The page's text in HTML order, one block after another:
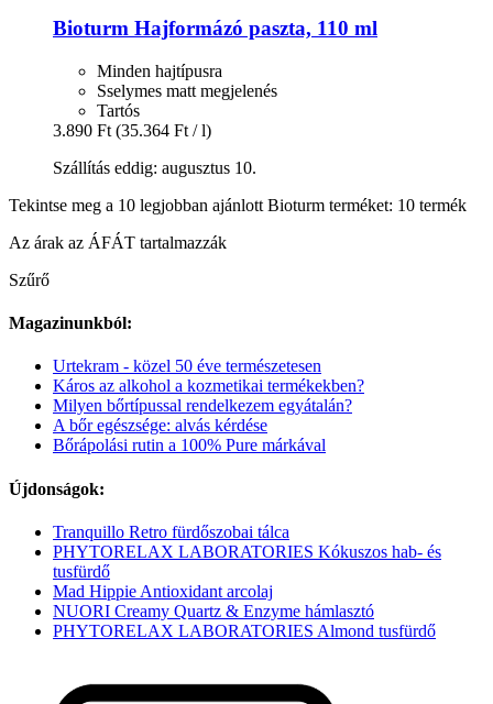
Bioturm Hajformázó paszta, 110 ml
Minden hajtípusra
Sselymes matt megjelenés
Tartós
3.890 Ft (35.364 Ft / l)
Szállítás eddig: augusztus 10.
Tekintse meg a 10 legjobban ajánlott Bioturm terméket: 10 termék
Az árak az ÁFÁT tartalmazzák
Szűrő
Magazinunkból:
Urtekram - közel 50 éve természetesen
Káros az alkohol a kozmetikai termékekben?
Milyen bőrtípussal rendelkezem egyátalán?
A bőr egészsége: alvás kérdése
Bőrápolási rutin a 100% Pure márkával
Újdonságok:
Tranquillo Retro fürdőszobai tálca
PHYTORELAX LABORATORIES Kókuszos hab- és
tusfürdő
Mad Hippie Antioxidant arcolaj
NUORI Creamy Quartz & Enzyme hámlasztó
PHYTORELAX LABORATORIES Almond tusfürdő